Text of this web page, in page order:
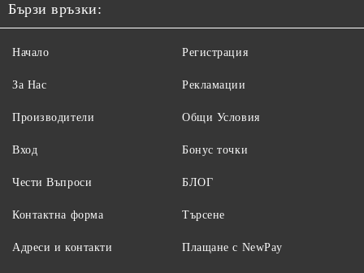
Бързи връзки:
Начало
За Нас
Производители
Вход
Регистрация
Рекламации
Общи Условия
Бонус точки
Чести Въпроси
Контактна форма
Адреси и контакти
БЛОГ
Търсене
Плащане с NewPay